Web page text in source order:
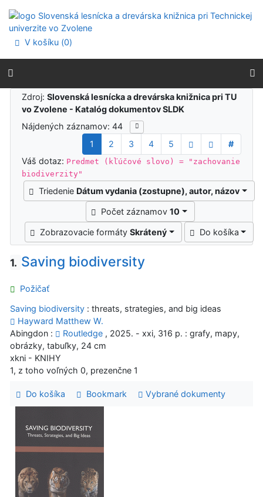
Prejsť na menu
Prehlásenie o webovej prístupnosti
V košíku (0)
Výsledky vyhľadávania
Zdroj:Slovenská lesnícka a drevárska knižnica pri TU
vo Zvolene - Katalóg dokumentov SLDK
Nájdených záznamov: 44
1
2 3 4 5
#
Váš dotaz: Predmet (kľúčové slovo) = "zachovanie
biodiverzity"
Triedenie Dátum vydania (zostupne), autor, názov
Počet záznamov10
Zobrazovacie formátySkrátený Do košíka
1. Saving biodiversity
Požičať
Saving biodiversity : threats, strategies, and big ideas
Hayward Matthew W.
Abingdon :
Routledge , 2025. - xxi, 316 p. : grafy, mapy,
obrázky, tabuľky, 24 cm
xkni - KNIHY
1, z toho voľných 0, prezenčne 1
Do košíka Bookmark Vybrané dokumenty